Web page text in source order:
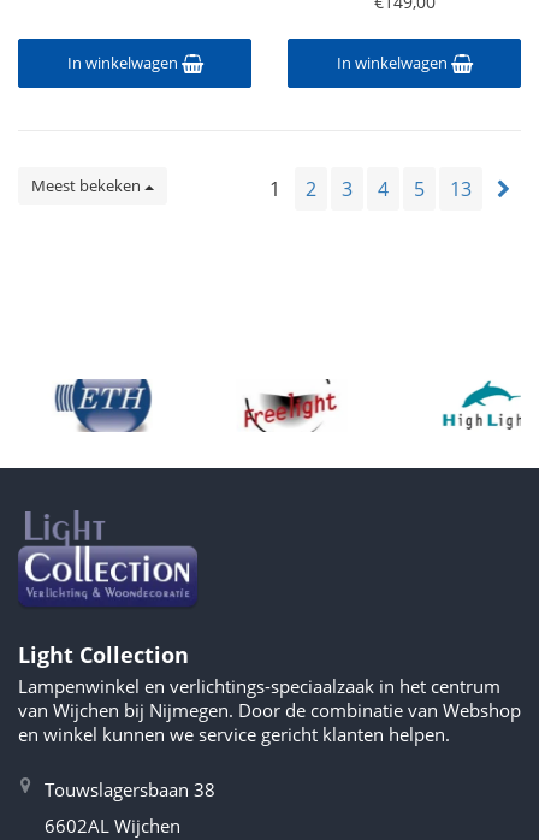
In winkelwagen In winkelwagen
Meest bekeken 1 2 3 4 5 13
Light Collection
Lampenwinkel en verlichtings-speciaalzaak in het centrum
van Wijchen bij Nijmegen. Door de combinatie van Webshop
en winkel kunnen we service gericht klanten helpen.
Touwslagersbaan 38
6602AL Wijchen